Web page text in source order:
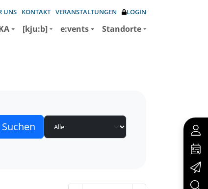
UNS KONTAKT VERANSTALTUNGEN LOGIN
[kju:b] e:vents Standorte